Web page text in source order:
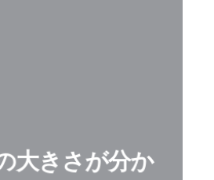
大きさが分か